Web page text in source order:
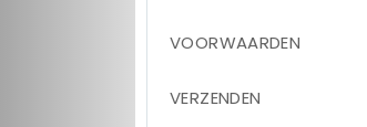
VOORWAARDEN
VERZENDEN